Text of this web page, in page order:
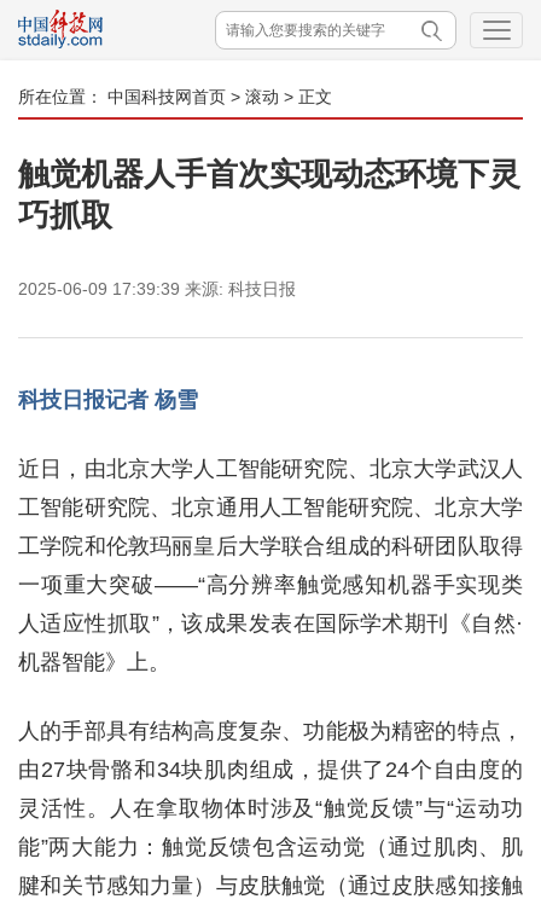
所在位置： 中国科技网首页 > 滚动 > 正文
触觉机器人手首次实现动态环境下灵
巧抓取
2025-06-09 17:39:39 来源: 科技日报
科技日报记者 杨雪
近日，由北京大学人工智能研究院、北京大学武汉人
工智能研究院、北京通用人工智能研究院、北京大学
工学院和伦敦玛丽皇后大学联合组成的科研团队取得
一项重大突破——“高分辨率触觉感知机器手实现类
人适应性抓取”，该成果发表在国际学术期刊《自然·
机器智能》上。
人的手部具有结构高度复杂、功能极为精密的特点，
由27块骨骼和34块肌肉组成，提供了24个自由度的
灵活性。人在拿取物体时涉及“触觉反馈”与“运动功
能”两大能力：触觉反馈包含运动觉（通过肌肉、肌
腱和关节感知力量）与皮肤触觉（通过皮肤感知接触